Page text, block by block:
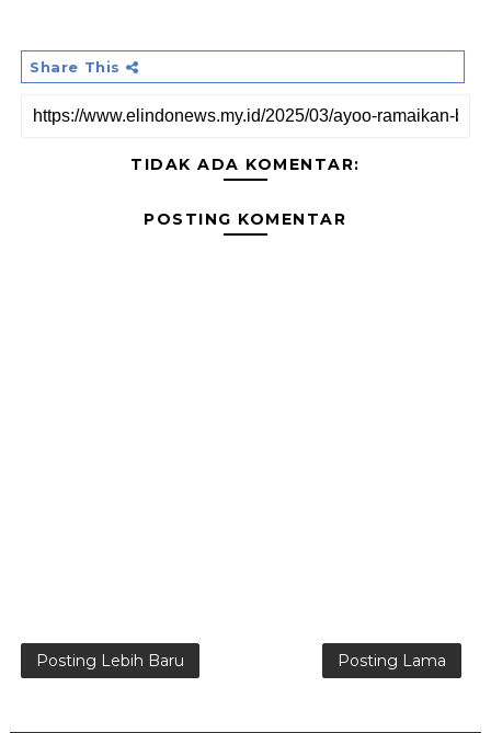
Share This
TIDAK ADA KOMENTAR:
POSTING KOMENTAR
Posting Lebih Baru Posting Lama